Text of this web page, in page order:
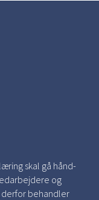
skal gå hånd-
og
behandler